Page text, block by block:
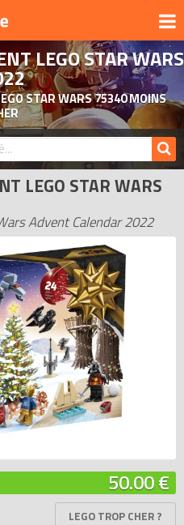
DÉRIVÉS
DE FANS
LEGO
CHERS
AJOUTÉS
LEGO STAR WARS
STAR WARS 75340 MOINS
LEGO STAR WARS
Advent Calendar 2022
50.00 €
LEGO TROP CHER ?